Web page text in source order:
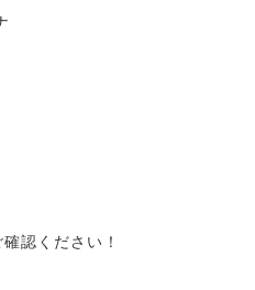
認ください！